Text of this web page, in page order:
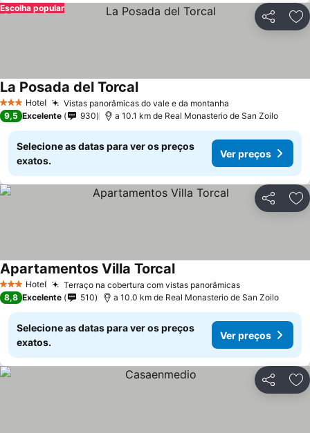
Partilhar
Escolha popular
3 EstrelasHotel Vistas panorâmicas do vale e da montanha
La Posada del TorcalVer preços
9,5 Excelente 930 a 10.1 km de Real Monasterio de San Zoilo
Selecione as datas para ver os preços
exatos.
Ver preços
Partilhar
3 EstrelasHotel Terraço na cobertura com vistas panorâmicasVer preços
Apartamentos Villa TorcalVer preços
8,8 Excelente 510 a 10.0 km de Real Monasterio de San Zoilo
Selecione as datas para ver os preços
exatos.
Ver preços
Partilhar